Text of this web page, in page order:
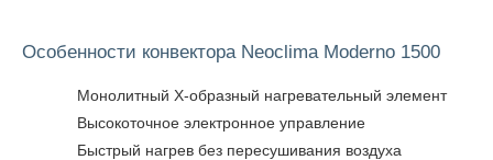
Особенности конвектора Neoclima Moderno 1500
Монолитный Х-образный нагревательный элемент
Высокоточное электронное управление
Быстрый нагрев без пересушивания воздуха